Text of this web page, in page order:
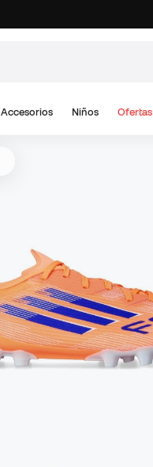
Accesorios Niños Ofertas